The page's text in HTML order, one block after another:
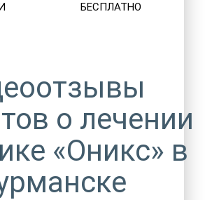
БЕСПЛАТНО
о лечении
«Оникс» в